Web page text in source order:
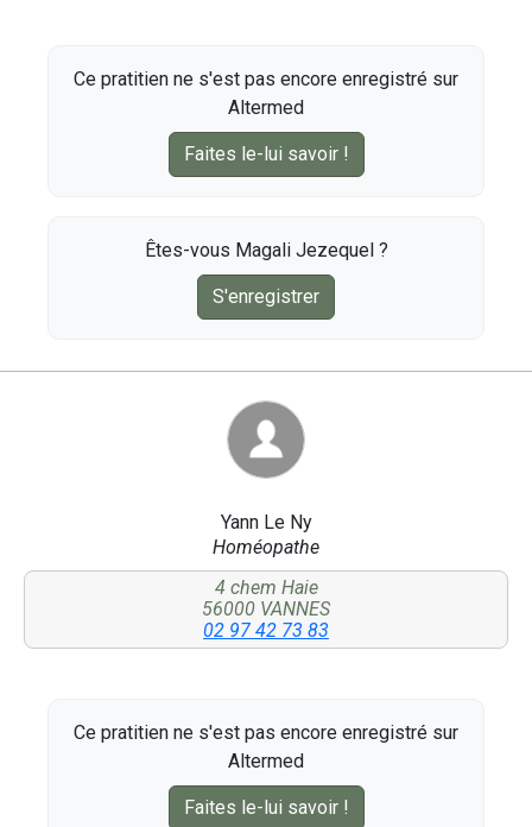
Ce pratitien ne s'est pas encore enregistré sur
Altermed
Faites le-lui savoir !
Êtes-vous Magali Jezequel ?
S'enregistrer
Yann Le Ny
Homéopathe
4 chem Haie
56000 VANNES
02 97 42 73 83
Ce pratitien ne s'est pas encore enregistré sur
Altermed
Faites le-lui savoir !